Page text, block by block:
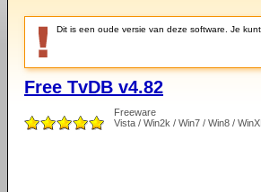
Dit is een oude versie van deze software. Je
Free TvDB v4.82
Freeware
Vista / Win2k / Win7 / Win8 /